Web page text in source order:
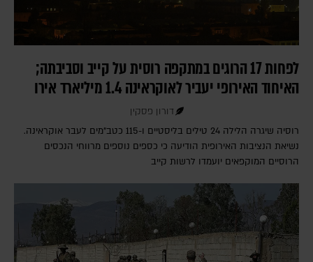
לפחות 17 הרוגים במתקפה רוסית על קייב וסביבתה;
האיחוד האירופי יעביר לאוקראינה 1.4 מיליארד אירו
דורון פסקין
רוסיה שיגרה הלילה 24 טילים בליסטיים ו-115 כטב"מים לעבר אוקראינה.
נשיאת הנציבות האירופית הודיעה כי כספים נוספים מרווחי הנכסים
הרוסיים המוקפאים יועמדו לרשות קייב